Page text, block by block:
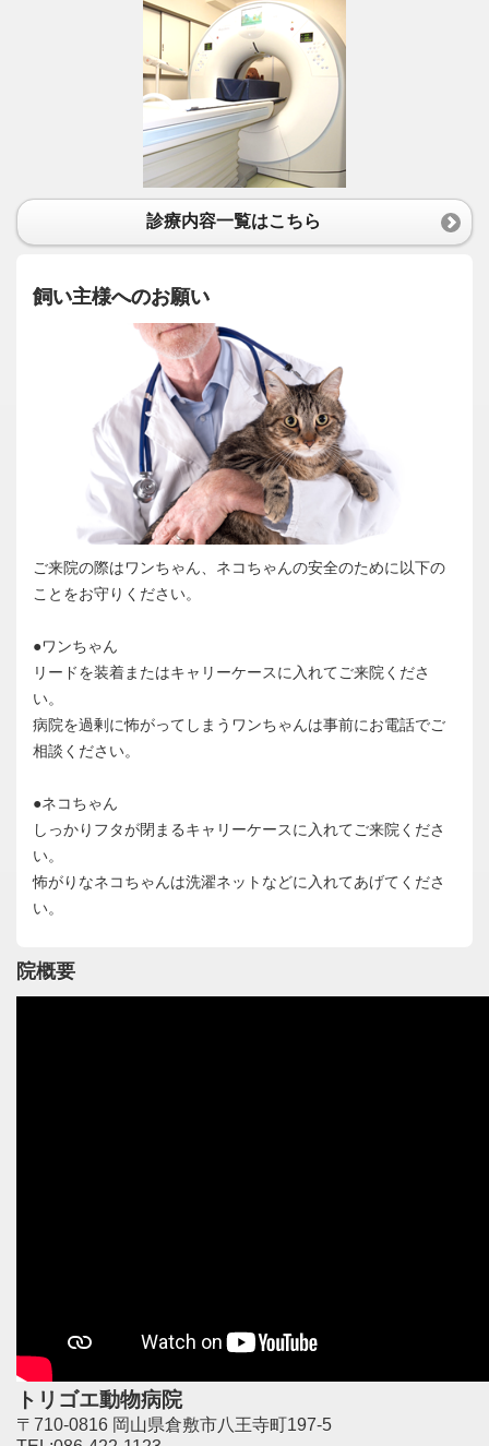
診療内容一覧はこちら
飼い主様へのお願い
ご来院の際はワンちゃん、ネコちゃんの安全のために以下の
ことをお守りください。
●ワンちゃん
リードを装着またはキャリーケースに入れてご来院くださ
い。
病院を過剰に怖がってしまうワンちゃんは事前にお電話でご
相談ください。
●ネコちゃん
しっかりフタが閉まるキャリーケースに入れてご来院くださ
い。
怖がりなネコちゃんは洗濯ネットなどに入れてあげてくださ
い。
院概要
トリゴエ動物病院
〒710-0816 岡山県倉敷市八王寺町197-5